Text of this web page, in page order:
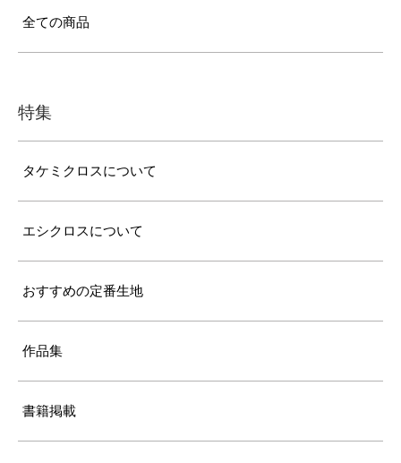
全ての商品
特集
タケミクロスについて
エシクロスについて
おすすめの定番生地
作品集
書籍掲載